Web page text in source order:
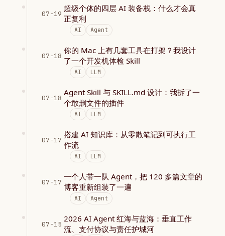
07-19
超级个体的四层 AI 装备栈：什么才会真
正复利
AI Agent
07-18
你的 Mac 上有几套工具在打架？我设计
了一个开发机体检 Skill
AI LLM
07-18
Agent Skill 与 SKILL.md 设计：我拆了一
个敢删文件的插件
AI LLM
07-17
搭建 AI 知识库：从零散笔记到可执行工
作流
AI LLM
07-17
一个人带一队 Agent，把 120 多篇文章的
博客重新组装了一遍
AI Agent
07-15
2026 AI Agent 红海与蓝海：垂直工作
流、支付协议与责任护城河